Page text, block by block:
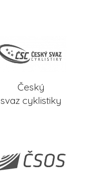
Český
svaz cyklistiky